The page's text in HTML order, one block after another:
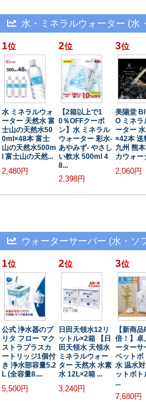
水・ミネラルウォーター (水
1位
水 ミネラルウォ
ーター 天然水 富
士山の天然水50
0ml×48本 富士
山の天然水500m
l 富士山の天然...
2,480円
2位
【2箱以上で1
0％OFFクーポ
ン】水 ミネラル
ウォーター 彩水-
あやみず- やさし
い軟水 500ml 4
8...
2,398円
3位
美陽堂
O ミネラ
ーター
×42本 送
九州 熊
カウォー
2,060円
ウォーターサーバー (水・ソ
1位
公式 浄水器のブ
リタ フロー マク
ストラプラスカ
ートリッジ1個付
き 浄水部容量5.2
L (全容量8....
5,500円
2位
日田天領水12リ
ットル×2箱 【日
田天領水 天領水
ミネラルウォー
ター 天然水 水素
水 12L×2箱 ...
3,240円
3位
【新商品
倍！】卓
ーターサ
ペットボ
水 温水
ットボト
...
7,680円